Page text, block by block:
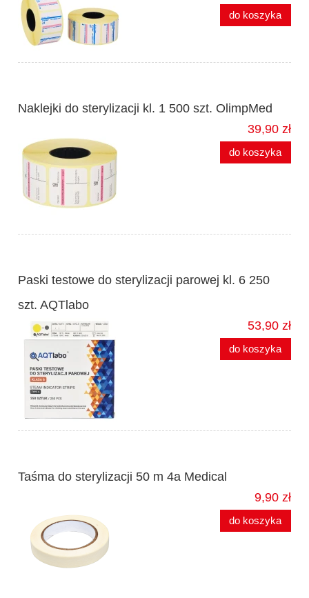
do koszyka
Naklejki do sterylizacji kl. 1 500 szt. OlimpMed
39,90 zł
do koszyka
Paski testowe do sterylizacji parowej kl. 6 250
szt. AQTlabo
53,90 zł
do koszyka
Taśma do sterylizacji 50 m 4a Medical
9,90 zł
do koszyka